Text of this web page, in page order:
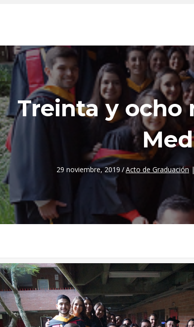
Treinta y ocho
29 noviembre, 2019 /Acto de Graduación |